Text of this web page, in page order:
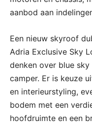
aanbod aan
Een nieuw skyroof
Adria Exclusive Sky
denken over blue
camper. Er is keuze
en interieurstyling,
bodem met een
hoofdruimte en een